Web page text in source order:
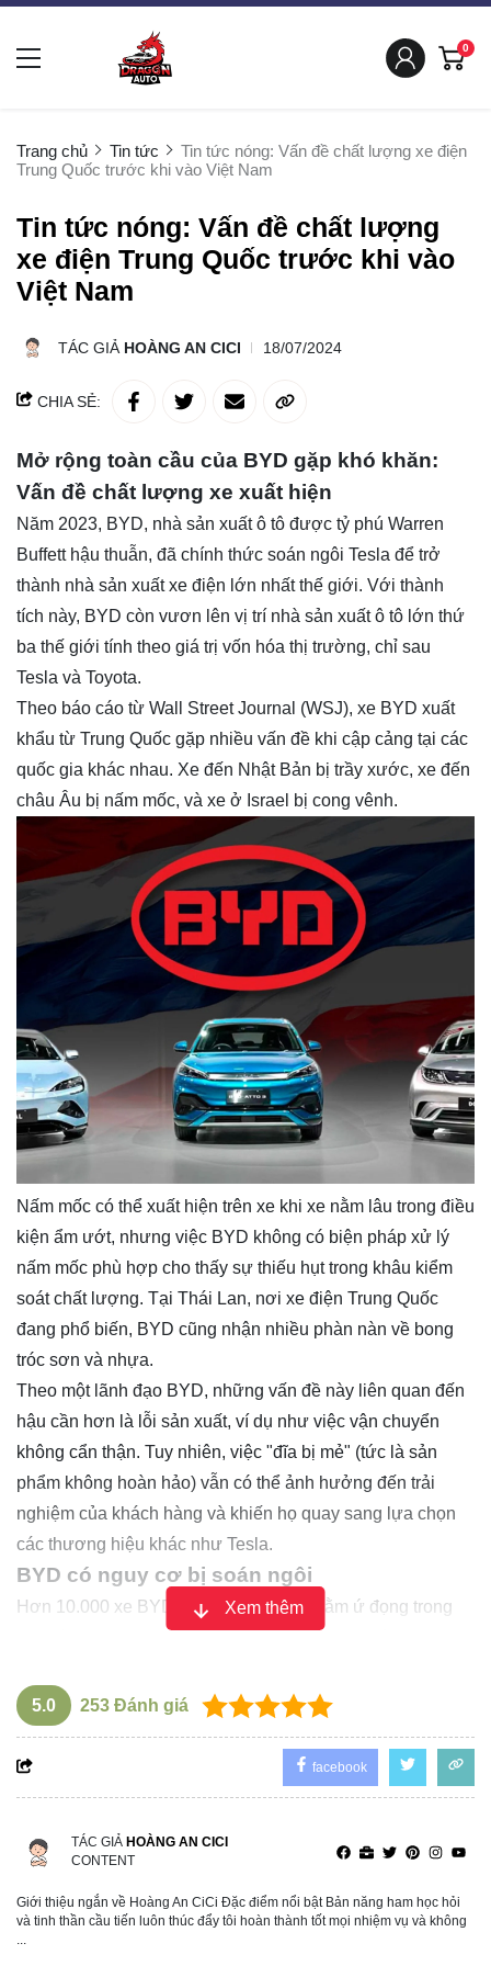
0
Trang chủ Tin tức
Tin tức nóng: Vấn đề chất lượng xe điện
Trung Quốc trước khi vào Việt Nam
Tin tức nóng: Vấn đề chất lượng
xe điện Trung Quốc trước khi vào
Việt Nam
TÁC GIẢ HOÀNG AN CICI 18/07/2024
CHIA SẺ:
Mở rộng toàn cầu của BYD gặp khó khăn:
Vấn đề chất lượng xe xuất hiện
Năm 2023, BYD, nhà sản xuất ô tô được tỷ phú Warren
Buffett hậu thuẫn, đã chính thức soán ngôi Tesla để trở
thành nhà sản xuất xe điện lớn nhất thế giới. Với thành
tích này, BYD còn vươn lên vị trí nhà sản xuất ô tô lớn thứ
ba thế giới tính theo giá trị vốn hóa thị trường, chỉ sau
Tesla và Toyota.
Theo báo cáo từ Wall Street Journal (WSJ), xe BYD xuất
khẩu từ Trung Quốc gặp nhiều vấn đề khi cập cảng tại các
quốc gia khác nhau. Xe đến Nhật Bản bị trầy xước, xe đến
châu Âu bị nấm mốc, và xe ở Israel bị cong vênh.
Nấm mốc có thể xuất hiện trên xe khi xe nằm lâu trong điều
kiện ẩm ướt, nhưng việc BYD không có biện pháp xử lý
nấm mốc phù hợp cho thấy sự thiếu hụt trong khâu kiểm
soát chất lượng. Tại Thái Lan, nơi xe điện Trung Quốc
đang phổ biến, BYD cũng nhận nhiều phàn nàn về bong
tróc sơn và nhựa.
Theo một lãnh đạo BYD, những vấn đề này liên quan đến
hậu cần hơn là lỗi sản xuất, ví dụ như việc vận chuyển
không cẩn thận. Tuy nhiên, việc "đĩa bị mẻ" (tức là sản
phẩm không hoàn hảo) vẫn có thể ảnh hưởng đến trải
nghiệm của khách hàng và khiến họ quay sang lựa chọn
các thương hiệu khác như Tesla.
BYD có nguy cơ bị soán ngôi
Hơn 10.000 xe BYD tại châu Âu đang nằm ứ đọng trong
đi sức hút với người tiêu dùng mà còn ảnh hưởng đến thời
hạn cấp phép, dẫn đến nguy cơ không thể bán ra thị
trường.
Xem thêm
5.0 253 Đánh giá
facebook
TÁC GIẢ HOÀNG AN CICI
CONTENT
Giới thiệu ngắn về Hoàng An CiCi Đặc điểm nổi bật Bản năng ham học hỏi
và tinh thần cầu tiến luôn thúc đẩy tôi hoàn thành tốt mọi nhiệm vụ và không
...